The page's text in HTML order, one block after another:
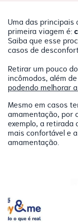
Uma das principais
primeira viagem é:
Saiba que esse
casos de
Retirar um pouco
incômodos, além
podendo melhorar
Mesmo em casos
amamentação, por
exemplo, a
mais confortável e
amamentação.